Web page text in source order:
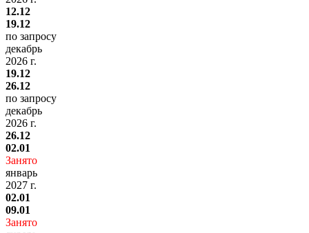
12.12
19.12
по запросу
декабрь
2026 г.
19.12
26.12
по запросу
декабрь
2026 г.
26.12
02.01
Занято
январь
2027 г.
02.01
09.01
Занято